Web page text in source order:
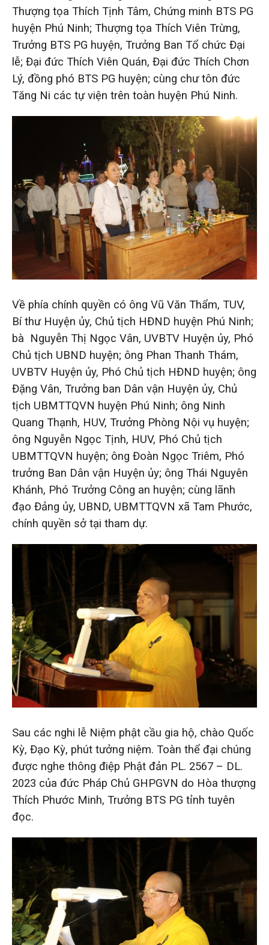
Thượng tọa Thích Tịnh Tâm, Chứng minh BTS PG
huyện Phú Ninh; Thượng tọa Thích Viên Trừng,
Trưởng BTS PG huyện, Trưởng Ban Tổ chức Đại
lễ; Đại đức Thích Viên Quán, Đại đức Thích Chơn
Lý, đồng phó BTS PG huyện; cùng chư tôn đức
Tăng Ni các tự viện trên toàn huyện Phú Ninh.
Về phía chính quyền có ông Vũ Văn Thẩm, TUV,
Bí thư Huyện ủy, Chủ tịch HĐND huyện Phú Ninh;
bà Nguyễn Thị Ngọc Vân, UVBTV Huyện ủy, Phó
Chủ tịch UBND huyện; ông Phan Thanh Thám,
UVBTV Huyện ủy, Phó Chủ tịch HĐND huyện; ông
Đặng Vân, Trưởng ban Dân vận Huyện ủy, Chủ
tịch UBMTTQVN huyện Phú Ninh; ông Ninh
Quang Thạnh, HUV, Trưởng Phòng Nội vụ huyện;
ông Nguyễn Ngọc Tịnh, HUV, Phó Chủ tịch
UBMTTQVN huyện; ông Đoàn Ngọc Triêm, Phó
trưởng Ban Dân vận Huyện ủy; ông Thái Nguyên
Khánh, Phó Trưởng Công an huyện; cùng lãnh
đạo Đảng ủy, UBND, UBMTTQVN xã Tam Phước,
chính quyền sở tại tham dự.
Sau các nghi lễ Niệm phật cầu gia hộ, chào Quốc
Kỳ, Đạo Kỳ, phút tưởng niệm. Toàn thể đại chúng
được nghe thông điệp Phật đản PL. 2567 – DL.
2023 của đức Pháp Chủ GHPGVN do Hòa thượng
Thích Phước Minh, Trưởng BTS PG tỉnh tuyên
đọc.